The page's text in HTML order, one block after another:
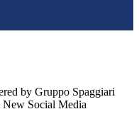
by Gruppo Spaggiari
Social Media